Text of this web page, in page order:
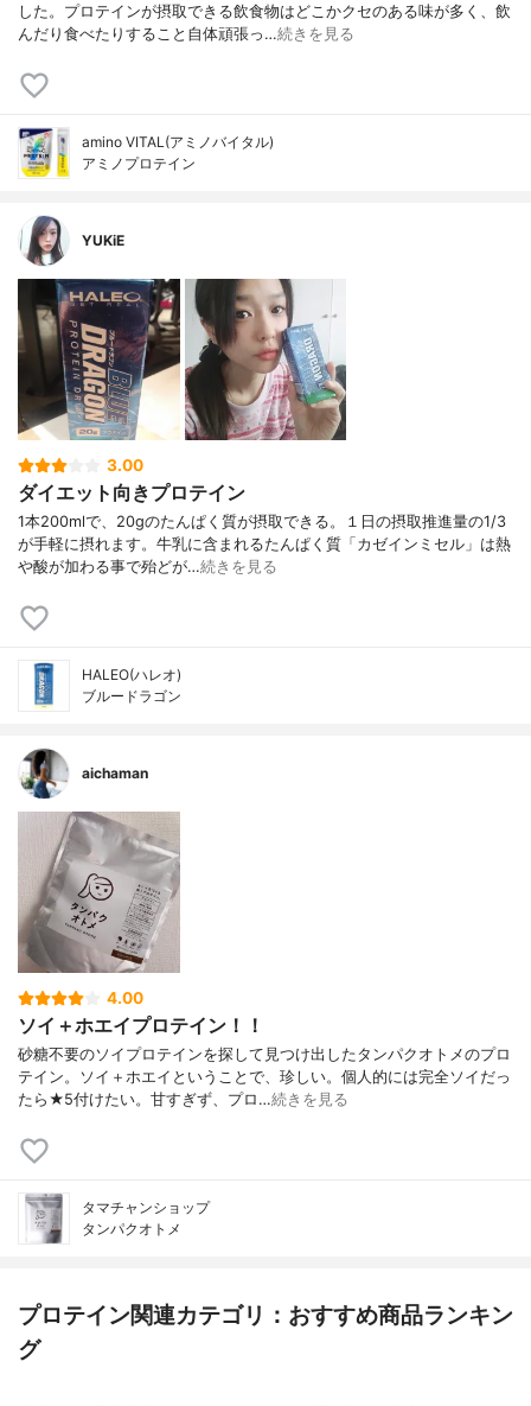
した。プロテインが摂取できる飲食物はどこかクセのある味が多く、飲
んだり食べたりすること自体頑張っ…続きを見る
amino VITAL(アミノバイタル)
アミノプロテイン
YUKiE
3.00
ダイエット向きプロテイン
1本200mlで、20gのたんぱく質が摂取できる。１日の摂取推進量の1/3
が手軽に摂れます。牛乳に含まれるたんぱく質「カゼインミセル」は熱
や酸が加わる事で殆どが…続きを見る
HALEO(ハレオ)
ブルードラゴン
aichaman
4.00
ソイ＋ホエイプロテイン！！
砂糖不要のソイプロテインを探して見つけ出したタンパクオトメのプロ
テイン。ソイ＋ホエイということで、珍しい。個人的には完全ソイだっ
たら★5付けたい。甘すぎず、プロ…続きを見る
タマチャンショップ
タンパクオトメ
プロテイン関連カテゴリ：おすすめ商品ランキン
グ